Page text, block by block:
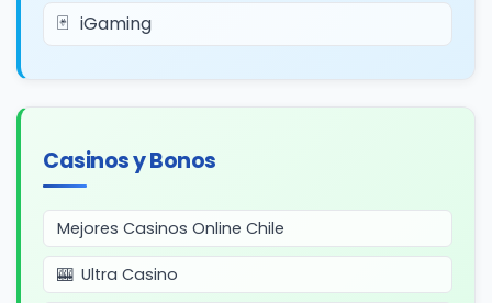
iGaming
Casinos y Bonos
Mejores Casinos Online Chile
Ultra Casino